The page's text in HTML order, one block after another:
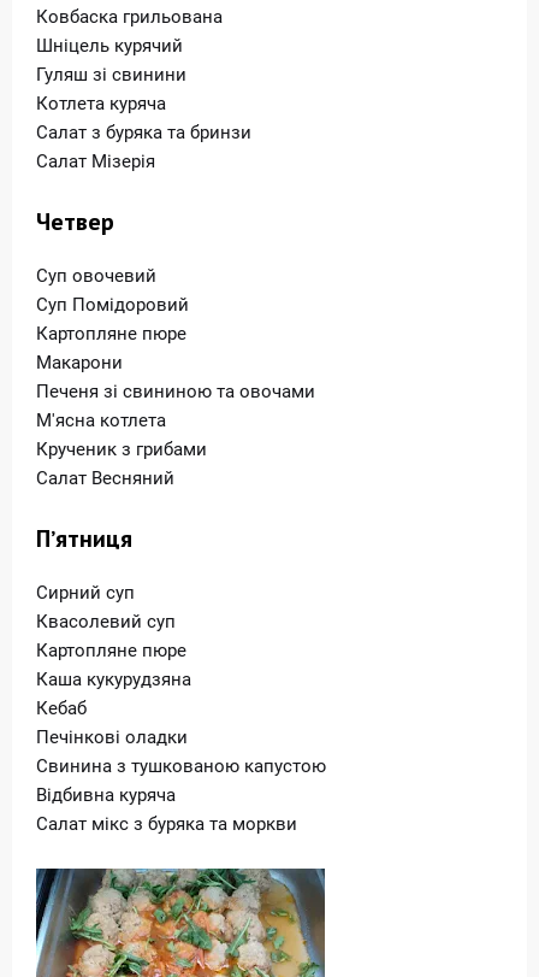
Ковбаска грильована
Шніцель курячий
Гуляш зі свинини
Котлета куряча
Салат з буряка та бринзи
Салат Мізерія
Четвер
Суп овочевий
Суп Помідоровий
Картопляне пюре
Макарони
Печеня зі свининою та овочами
М'ясна котлета
Крученик з грибами
Салат Весняний
Пʼятниця
Сирний суп
Квасолевий суп
Картопляне пюре
Каша кукурудзяна
Кебаб
Печінкові оладки
Свинина з тушкованою капустою
Відбивна куряча
Салат мікс з буряка та моркви